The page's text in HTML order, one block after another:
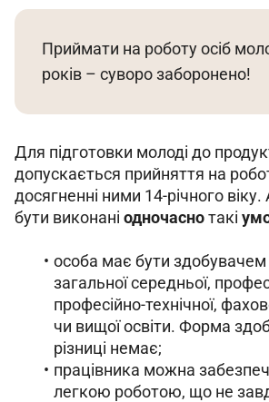
Приймати на роботу осіб
років – суворо заборонено!
Для підготовки молоді до
допускається прийняття на
досягненні ними 14-річного
бути виконані одночасно такі
особа має бути здобувачем
загальної середньої,
професійно-технічної,
чи вищої освіти. Форма
різниці немає;
працівника можна
легкою роботою, що не